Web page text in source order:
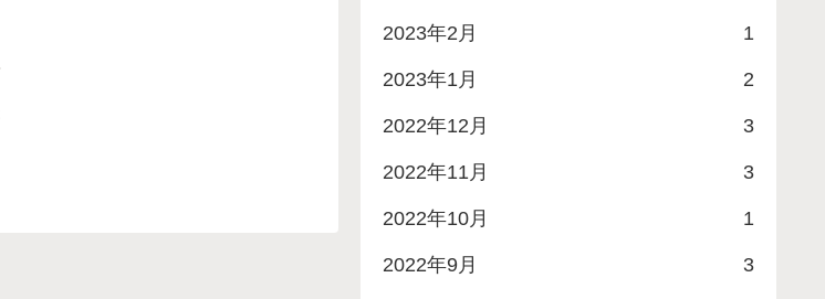
2023年2月 1
2023年1月 2
2022年12月 3
2022年11月 3
2022年10月 1
2022年9月 3